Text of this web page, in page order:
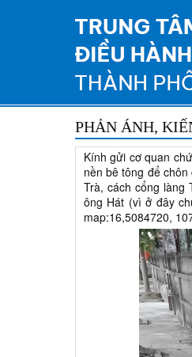
PHẢN ÁNH,
Kính gửi cơ quan
nền bê tông để
Trà, cách cổng làng
ông Hát (vì ở đây
map:16,5084720,